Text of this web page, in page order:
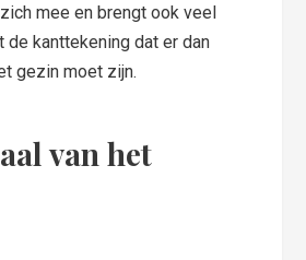
mee en brengt ook veel
de kanttekening dat er dan
gezin moet zijn.
van het